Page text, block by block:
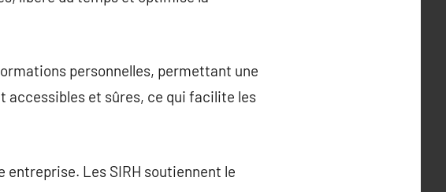
personnelles, permettant une
accessibles et sûres, ce qui facilite les
Les SIRH soutiennent le